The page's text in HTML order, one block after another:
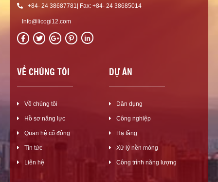
+84- 24 38687781| Fax: +84- 24 38685014
Info@licogi12.com
in
VỀ CHÚNG TÔI
Về chúng tôi
Hồ sơ năng lực
Quan hệ cổ đông
Tin tức
Liên hệ
DỰ ÁN
Dân dụng
Công nghiệp
Hạ tầng
Xử lý nền móng
Công trình năng lượng